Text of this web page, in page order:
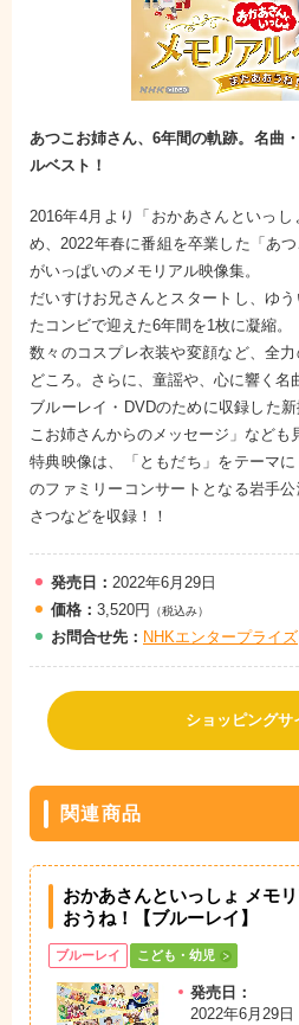
あつこお姉さん、6年間の軌跡。名曲
ルベスト！
2016年4月より「おかあさんといっ
め、2022年春に番組を卒業した「あ
がいっぱいのメモリアル映像集。
だいすけお兄さんとスタートし、ゆ
たコンビで迎えた6年間を1枚に凝縮。
数々のコスプレ衣装や変顔など、全
どころ。さらに、童謡や、心に響く名
ブルーレイ・DVDのために収録した
こお姉さんからのメッセージ」なども
特典映像は、「ともだち」をテーマ
のファミリーコンサートとなる岩手
さつなどを収録！！
発売日： 2022年6月29日
価格： 3,520円 （税込み）
お問合せ先： NHKエンタープライズ
ショッピングサ
関連商品
おかあさんといっしょ メモ
おうね！【ブルーレイ】
ブルーレイ こども・幼児
発売日：
2022年6月29日